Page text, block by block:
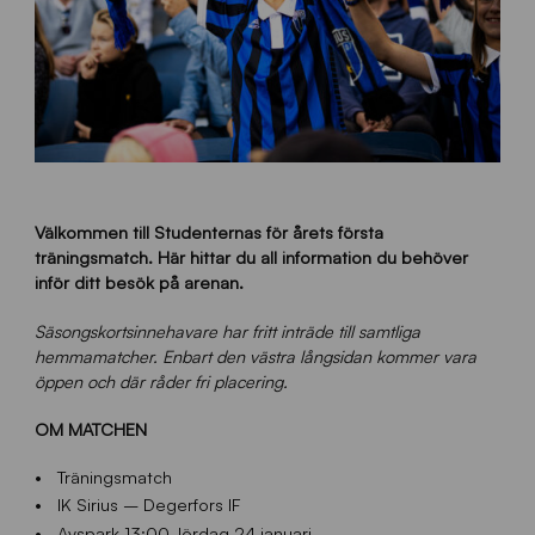
Välkommen till Studenternas för årets första
träningsmatch. Här hittar du all information du behöver
inför ditt besök på arenan.
Säsongskortsinnehavare har fritt inträde till samtliga
hemmamatcher. Enbart den västra långsidan kommer vara
öppen och där råder fri placering.
OM MATCHEN
Träningsmatch
IK Sirius – Degerfors IF